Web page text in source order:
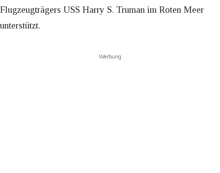
Flugzeugträgers USS Harry S. Truman im Roten Meer
unterstützt.
Werbung